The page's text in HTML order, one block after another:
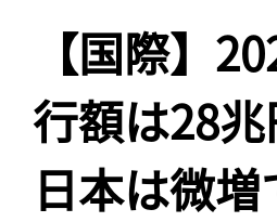
【国際】
行額は28
日本は微